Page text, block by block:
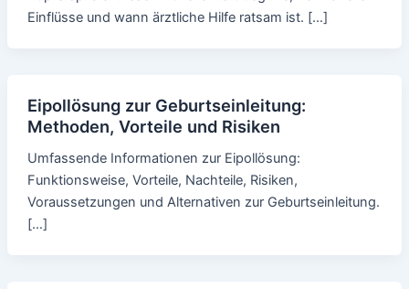
Einflüsse und wann ärztliche Hilfe ratsam ist. […]
Eipollösung zur Geburtseinleitung:
Methoden, Vorteile und Risiken
Umfassende Informationen zur Eipollösung:
Funktionsweise, Vorteile, Nachteile, Risiken,
Voraussetzungen und Alternativen zur Geburtseinleitung.
[…]